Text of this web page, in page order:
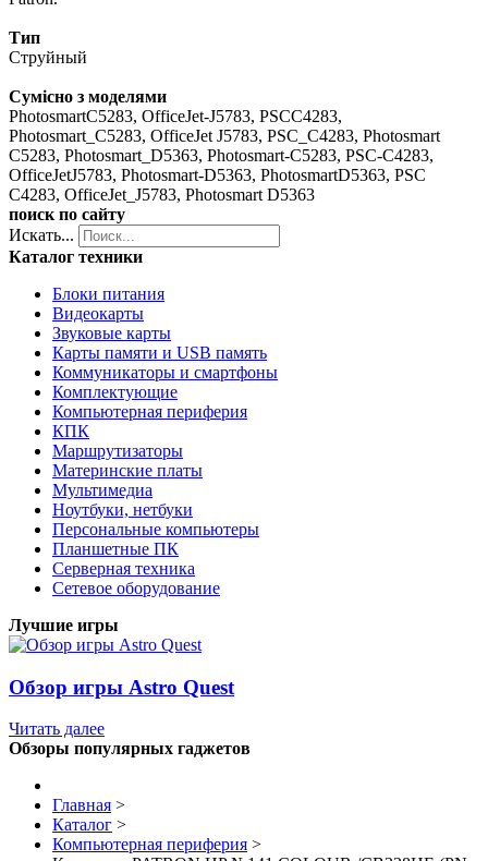
Тип
Струйный
Сумісно з моделями
PhotosmartC5283, OfficeJet-J5783, PSCC4283,
Photosmart_C5283, OfficeJet J5783, PSC_C4283, Photosmart
C5283, Photosmart_D5363, Photosmart-C5283, PSC-C4283,
OfficeJetJ5783, Photosmart-D5363, PhotosmartD5363, PSC
C4283, OfficeJet_J5783, Photosmart D5363
поиск по сайту
Искать...
Каталог техники
Блоки питания
Видеокарты
Звуковые карты
Карты памяти и USB память
Коммуникаторы и смартфоны
Комплектующие
Компьютерная периферия
КПК
Маршрутизаторы
Материнские платы
Мультимедиа
Ноутбуки, нетбуки
Персональные компьютеры
Планшетные ПК
Серверная техника
Сетевое оборудование
Лучшие игры
Обзор игры Astro Quest
Читать далее
Обзоры популярных гаджетов
Главная >
Каталог >
Компьютерная периферия >